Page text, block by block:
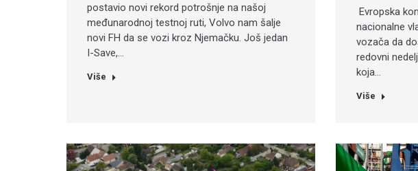
postavio novi rekord potrošnje na našoj
međunarodnoj testnoj ruti, Volvo nam šalje
novi FH da se vozi kroz Njemačku. Još jedan
I-Save,…
Više
Evropska
nacionalne
vozača da
redovni
koja…
Više